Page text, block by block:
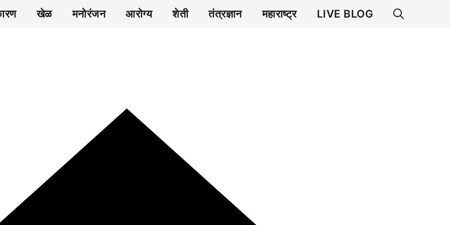
खेळ मनोरंजन आरोग्य शेती तंत्रज्ञान महाराष्ट्र LIVE BLOG